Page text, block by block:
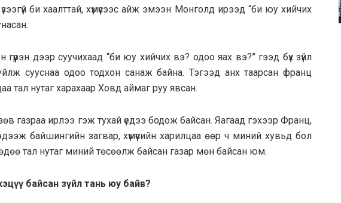
би хаалттай, хүмүүсээс айж эмээн Монголд ирээд “би юу хийчих
дээр суучихаад “би юу хийчих вэ? одоо яах вэ?” гээд бүх зүйл
сууснаа одоо тодхон санаж байна. Тэгээд анх таарсан франц
тал нутаг харахаар Ховд аймаг руу явсан.
газраа ирлээ гэж тухай үедээ бодож байсан. Яагаад гэхээр Франц,
байшингийн загвар, хүмүүсийн харилцаа өөр ч миний хувьд бол
тал нутаг миний төсөөлж байсан газар мөн байсан юм.
байсан зүйл тань юу байв?